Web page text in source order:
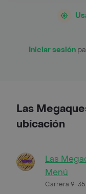
Iniciar sesión
Las
ubicación
Las
Menú
Carrera 9-